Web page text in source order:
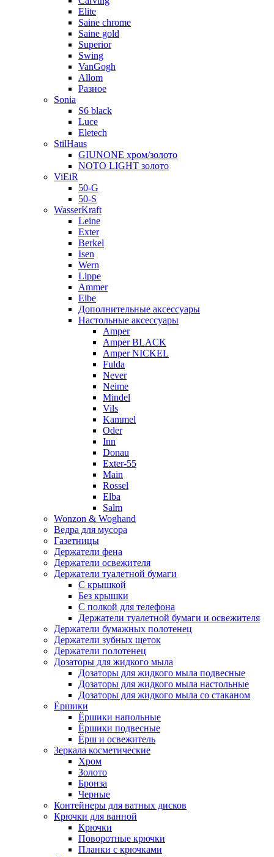
Elite
Saine chrome
Saine gold
Superior
Swing
VanGogh
Allom
Разное
Sonia
S6 black
Luce
Eletech
StilHaus
GIUNONE хром/золото
NOTO LIGHT золото
ViEiR
50-G
50-S
WasserKraft
Leine
Exter
Berkel
Isen
Wern
Lippe
Ammer
Elbe
Дополнительные аксессуары
Настольные аксессуары
Amper
Amper BLACK
Amper NICKEL
Fulda
Never
Neime
Mindel
Vils
Kammel
Oder
Inn
Donau
Exter-55
Main
Rossel
Elba
Salm
Wonzon & Woghand
Ведра для мусора
Газетницы
Держатели фена
Держатели освежителя
Держатели туалетной бумаги
С крышкой
Без крышки
С полкой для телефона
Держатели туалетной бумаги и освежителя
Держатели бумажных полотенец
Держатели зубных щеток
Держатели полотенец
Дозаторы для жидкого мыла
Дозаторы для жидкого мыла подвесные
Дозаторы для жидкого мыла настольные
Дозаторы для жидкого мыла со стаканом
Ёршики
Ёршики напольные
Ёршики подвесные
Ёрш и освежитель
Зеркала косметические
Хром
Золото
Бронза
Черные
Контейнеры для ватных дисков
Крючки для ванной
Крючки
Поворотные крючки
Планки с крючками